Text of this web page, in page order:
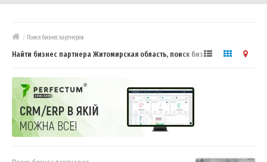
/ Поиск бизнес партнеров
Найти бизнес партнера Житомирская область, поиск бизнес